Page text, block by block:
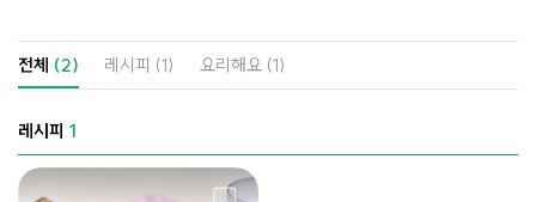
전체 (2) 레시피 (1) 요리해요 (1)
레시피 1